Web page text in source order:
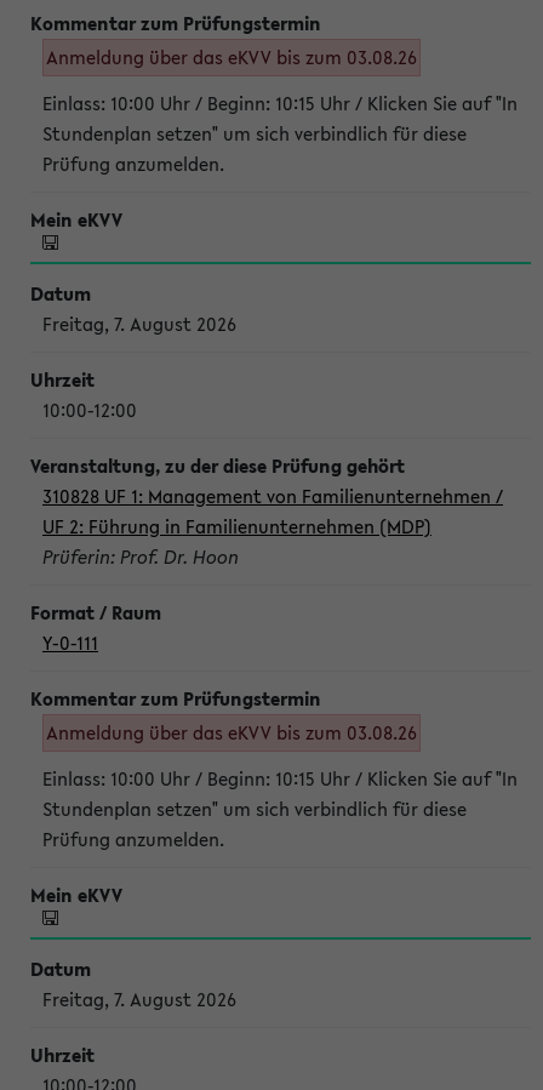
Anmeldung über das eKVV bis zum 03.08.26
Einlass: 10:00 Uhr / Beginn: 10:15 Uhr / Klicken Sie auf "In
Stundenplan setzen" um sich verbindlich für diese
Prüfung anzumelden.
Freitag, 7. August 2026
10:00-12:00
310828 UF 1: Management von Familienunternehmen /
UF 2: Führung in Familienunternehmen (MDP)
Prüferin: Prof. Dr. Hoon
Y-0-111
Anmeldung über das eKVV bis zum 03.08.26
Einlass: 10:00 Uhr / Beginn: 10:15 Uhr / Klicken Sie auf "In
Stundenplan setzen" um sich verbindlich für diese
Prüfung anzumelden.
Freitag, 7. August 2026